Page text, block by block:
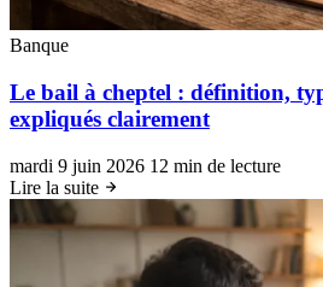
Banque
Le bail à cheptel : définition,
expliqués clairement
mardi 9 juin 2026 12 min de lecture
Lire la suite